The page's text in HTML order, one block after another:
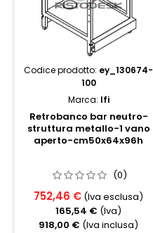
Codice prodotto: ey_130674-
100
Marca: Ifi
Retrobanco bar neutro-
struttura metallo-1 vano
aperto-cm50x64x96h
(0)
752,46 € (Iva esclusa)
165,54 € (Iva)
918,00 € (Iva inclusa)